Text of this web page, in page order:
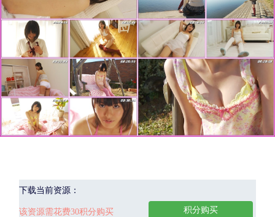
下载当前资源：
该资源需花费30积分购买 积分购买